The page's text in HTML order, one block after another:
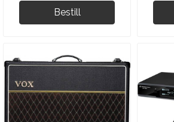
Bestill